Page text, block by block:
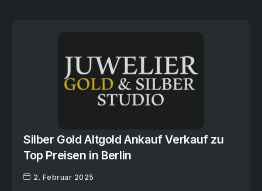
Silber Gold Altgold Ankauf Verkauf zu
Top Preisen in Berlin
2. Februar 2025